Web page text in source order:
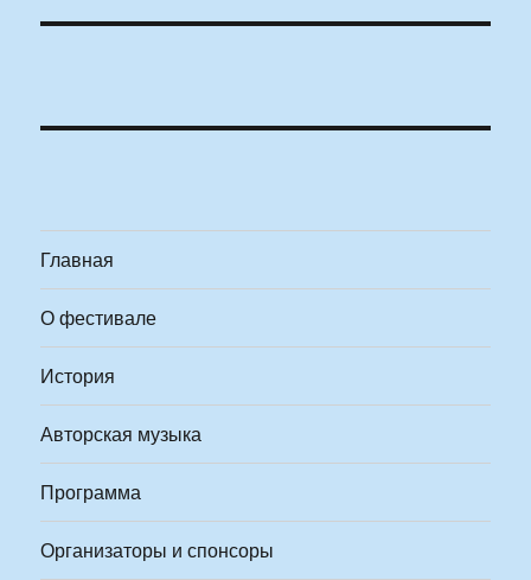
Главная
О фестивале
История
Авторская музыка
Программа
Организаторы и спонсоры